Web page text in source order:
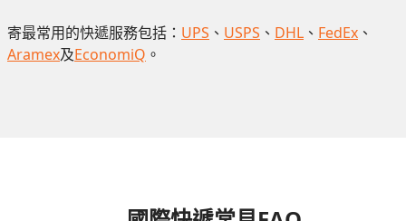
寄最常用的快遞服務包括： UPS 、 USPS 、 DHL 、 FedEx 、
Aramex及EconomiQ 。